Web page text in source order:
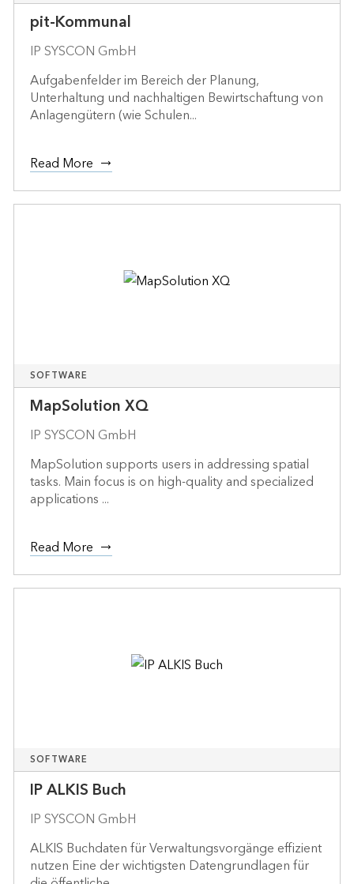
pit-Kommunal
IP SYSCON GmbH
Aufgabenfelder im Bereich der Planung,
Unterhaltung und nachhaltigen Bewirtschaftung von
Anlagengütern (wie Schulen...
Read More
SOFTWARE
MapSolution XQ
IP SYSCON GmbH
MapSolution supports users in addressing spatial
tasks. Main focus is on high-quality and specialized
applications ...
Read More
SOFTWARE
IP ALKIS Buch
IP SYSCON GmbH
ALKIS Buchdaten für Verwaltungsvorgänge effizient
nutzen Eine der wichtigsten Datengrundlagen für